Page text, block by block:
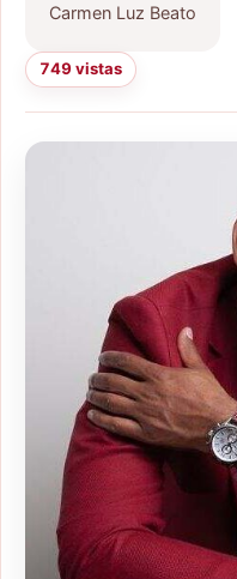
Carmen Luz Beato
749 vistas